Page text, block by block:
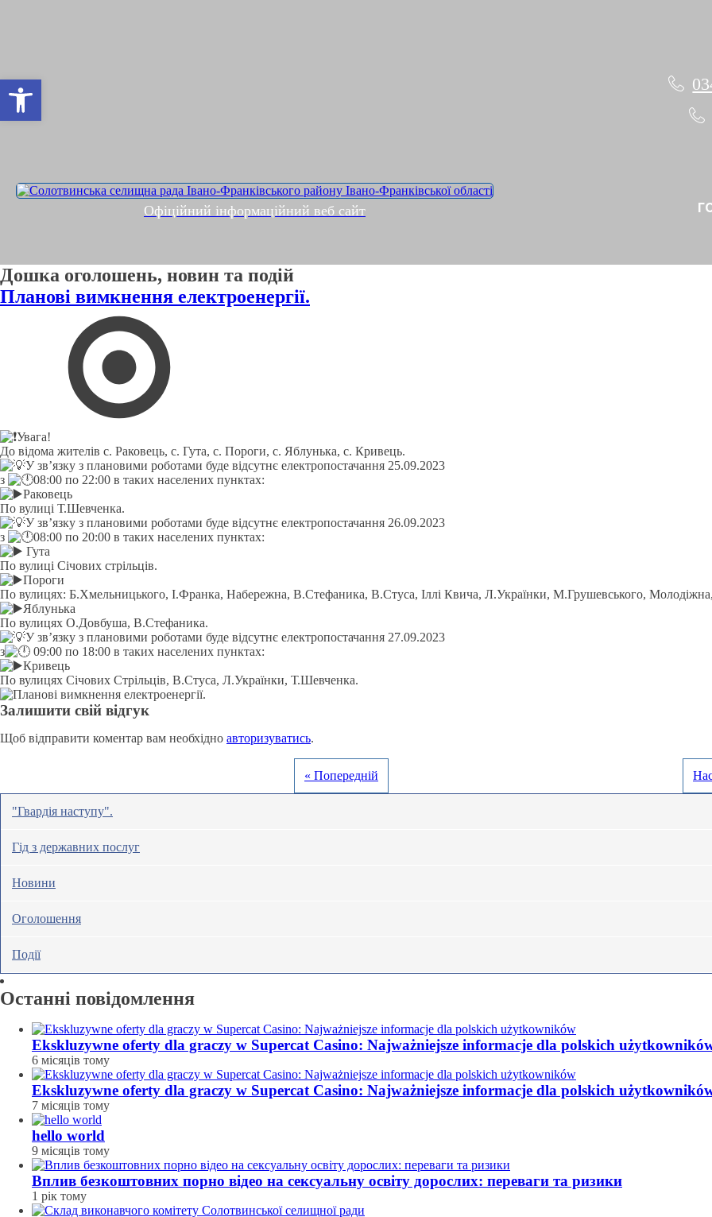
Офіційний інформаційний веб сайт
Дошка оголошень, новин та подій
Планові вимкнення електроенергії.
Увага!
До відома жителів с. Раковець, с. Гута, с. Пороги, с. Яблунька, с. Кривець.
У зв’язку з плановими роботами буде відсутнє електропостачання 25.09.2023
з
08:00 по 22:00 в таких населених пунктах:
Раковець
По вулиці Т.Шевченка.
У зв’язку з плановими роботами буде відсутнє електропостачання 26.09.2023
з
08:00 по 20:00 в таких населених пунктах:
Гута
По вулиці Січових стрільців.
Пороги
По вулицях: Б.Хмельницького, І.Франка, Набережна, В.Стефаника, В.Стуса, Іллі Квича, Л.Українки, М.Грушевського,
Яблунька
По вулицях О.Довбуша, В.Стефаника.
У зв’язку з плановими роботами буде відсутнє електропостачання 27.09.2023
з
09:00 по 18:00 в таких населених пунктах:
Кривець
По вулицях Січових Стрільців, В.Стуса, Л.Українки, Т.Шевченка.
Залишити свій відгук
Щоб відправити коментар вам необхідно авторизуватись.
« Попередній
"Гвардія наступу".
Гід з державних послуг
Новини
Оголошення
Події
Останні повідомлення
Ekskluzywne oferty dla graczy w Supercat Casino: Najważniejsze informacje dla polskich
6 місяців тому
Ekskluzywne oferty dla graczy w Supercat Casino: Najważniejsze informacje dla polskich
7 місяців тому
hello world
9 місяців тому
Вплив безкоштовних порно відео на сексуальну освіту дорослих: переваги та ризики
1 рік тому
Відкрити Панель інструментів